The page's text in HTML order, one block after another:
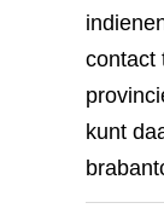
contact
kunt